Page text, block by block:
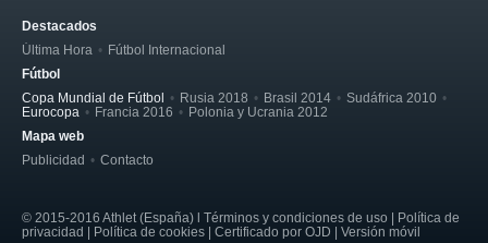
Destacados
Última Hora
Fútbol Internacional
Fútbol
Copa Mundial de Fútbol
Rusia 2018 Brasil 2014
Sudáfrica 2010
Eurocopa
Francia 2016
Polonia y Ucrania 2012
Mapa web
Publicidad
Contacto
© 2015-2016 Athlet (España) l Términos y condiciones de uso | Política de
privacidad | Política de cookies | Certificado por OJD | Versión móvil